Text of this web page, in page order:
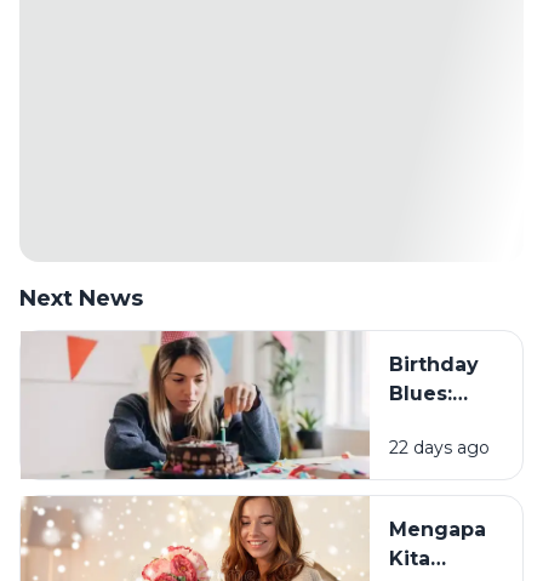
Next News
Birthday
Blues:
Sebagian
Orang
Merasa
Sedih Saat
22 days ago
Mengapa
Kita